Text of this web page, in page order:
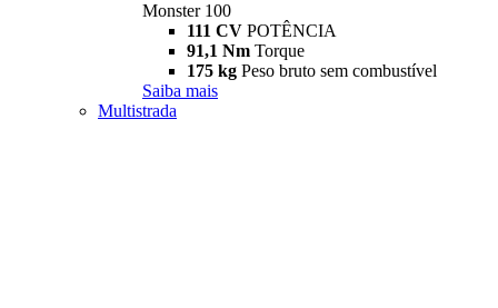
Monster 100
111 CV POTÊNCIA
91,1 Nm Torque
175 kg Peso bruto sem combustível
Saiba mais
Multistrada